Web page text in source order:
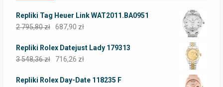
Repliki Tag Heuer Link WAT2011.BA0951
2 795,80zł 687,90 zł
Repliki Rolex Datejust Lady 179313
3 548,36zł 716,26 zł
Repliki Rolex Day-Date 118235 F